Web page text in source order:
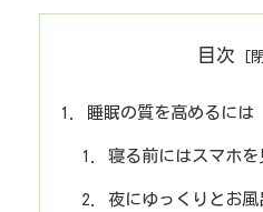
目次
睡眠の質を高めるには
寝る前にはスマホ
夜にゆっくりとお風